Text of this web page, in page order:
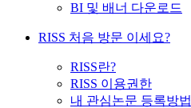
BI 및 배너 다운로드
RISS 처음 방문 이세요?
RISS란?
RISS 이용권한
내 관심논문 등록방법